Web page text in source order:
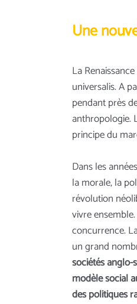
Une
La
universalis. A
pendant près
anthropologie.
principe du
Dans les
la morale, la
révolution
vivre
concurrence.
un grand
sociétés
modèle social
des politiques